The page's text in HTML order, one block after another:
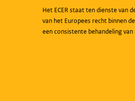
Het ECER staat ten dienste van
van het Europees recht binnen
een consistente behandeling